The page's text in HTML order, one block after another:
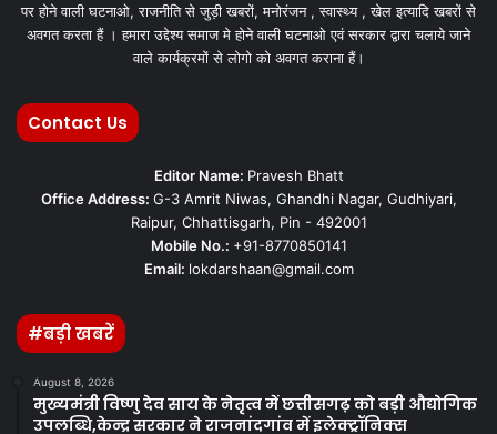
पर होने वाली घटनाओ, राजनीति से जुड़ी खबरों, मनोरंजन , स्वास्थ्य , खेल इत्यादि खबरों से
अवगत करता हैं । हमारा उद्देश्य समाज मे होने वाली घटनाओ एवं सरकार द्वारा चलाये जाने
वाले कार्यक्रमों से लोगो को अवगत कराना हैं।
Contact Us
Editor Name: Pravesh Bhatt
Office Address: G-3 Amrit Niwas, Ghandhi Nagar, Gudhiyari,
Raipur, Chhattisgarh, Pin - 492001
Mobile No.: +91-8770850141
Email: lokdarshaan@gmail.com
#बड़ी खबरें
August 8, 2026
मुख्यमंत्री विष्णु देव साय के नेतृत्व में छत्तीसगढ़ को बड़ी औद्योगिक
उपलब्धि,केन्द्र सरकार ने राजनांदगांव में इलेक्ट्रॉनिक्स